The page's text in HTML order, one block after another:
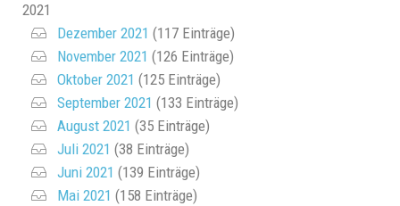
2021
Dezember 2021 (117 Einträge)
November 2021 (126 Einträge)
Oktober 2021 (125 Einträge)
September 2021 (133 Einträge)
August 2021 (35 Einträge)
Juli 2021 (38 Einträge)
Juni 2021 (139 Einträge)
Mai 2021 (158 Einträge)